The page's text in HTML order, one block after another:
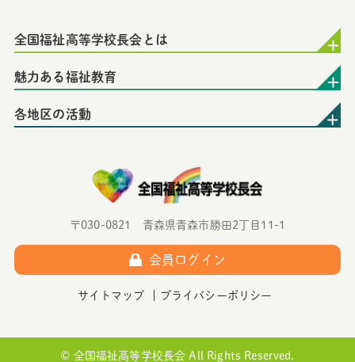
全国福祉高等学校長会とは
魅力ある福祉教育
各地区の活動
〒030-0821 青森県青森市勝田2丁目11-1
会員ログイン
サイトマップ プライバシーポリシー
©︎ 全国福祉高等学校長会 All Rights Reserved.